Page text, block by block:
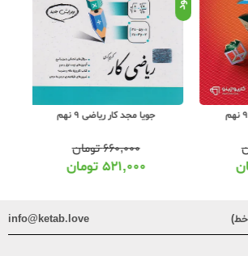
جویا مجد کار ریاضی 9 نهم
۶۶۰,۰۰۰تومان
۵۲۱,۰۰۰تومان
info@ketab.love